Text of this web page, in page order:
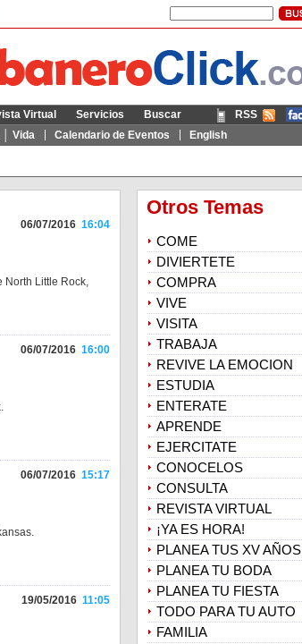
│ Vida Calendario de Eventos English
Virtual Servicios Buscar
RSS
Móvil
06/07/2016 16:04
North Little Rock,
06/07/2016 16:00
06/07/2016 15:17
19/05/2016 11:05
Otros Temas
COME
DIVIERTETE
COMPRA
VIVE
VISITA
TRABAJA
REVIVE LA EMOCION
ESTUDIA
ENTERATE
APRENDE
EJERCITATE
CONOCELOS
CONSULTA
REVISTA VIRTUAL
¡YA ES HORA!
PLANEA TUS XV AÑOS
PLANEA TU BODA
PLANEA TU FIESTA
TODO PARA TU AUTO
FAMILIA